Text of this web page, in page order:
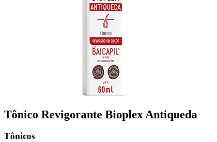
Tônico Revigorante Bioplex Antiqueda
Tônicos